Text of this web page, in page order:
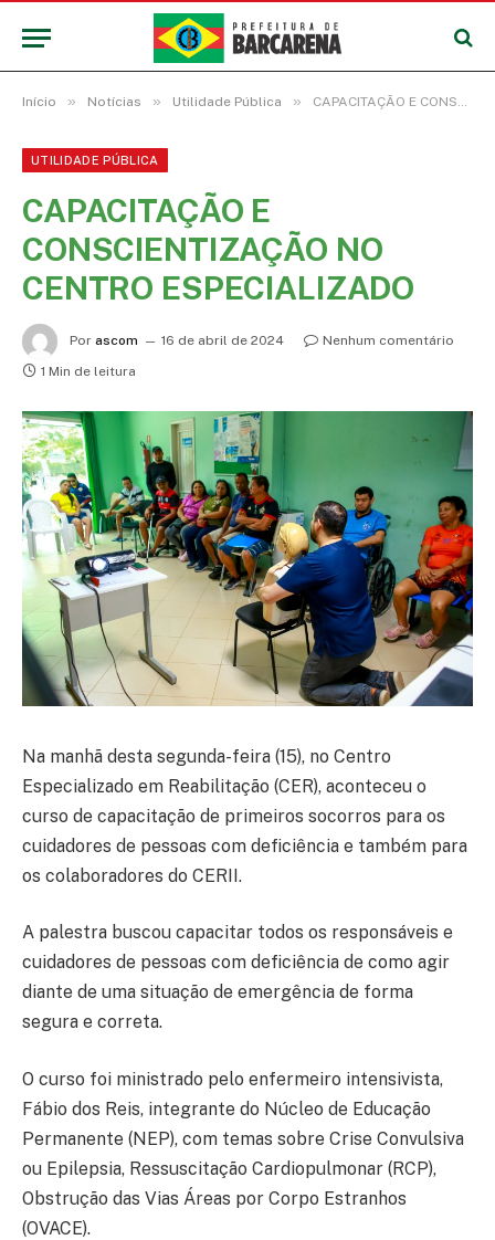
Início » Notícias » Utilidade Pública » CAPACITAÇÃO E CONSCIENTIZAÇÃO NO CENTRO ESPECIALIZADO
UTILIDADE PÚBLICA
CAPACITAÇÃO E
CONSCIENTIZAÇÃO NO
CENTRO ESPECIALIZADO
Por ascom 16 de abril de 2024
Nenhum comentário
1 Min de leitura
Na manhã desta segunda-feira (15), no Centro
Especializado em Reabilitação (CER), aconteceu o
curso de capacitação de primeiros socorros para os
cuidadores de pessoas com deficiência e também para
os colaboradores do CERII.
A palestra buscou capacitar todos os responsáveis e
cuidadores de pessoas com deficiência de como agir
diante de uma situação de emergência de forma
segura e correta.
O curso foi ministrado pelo enfermeiro intensivista,
Fábio dos Reis, integrante do Núcleo de Educação
Permanente (NEP), com temas sobre Crise Convulsiva
ou Epilepsia, Ressuscitação Cardiopulmonar (RCP),
Obstrução das Vias Áreas por Corpo Estranhos
(OVACE).